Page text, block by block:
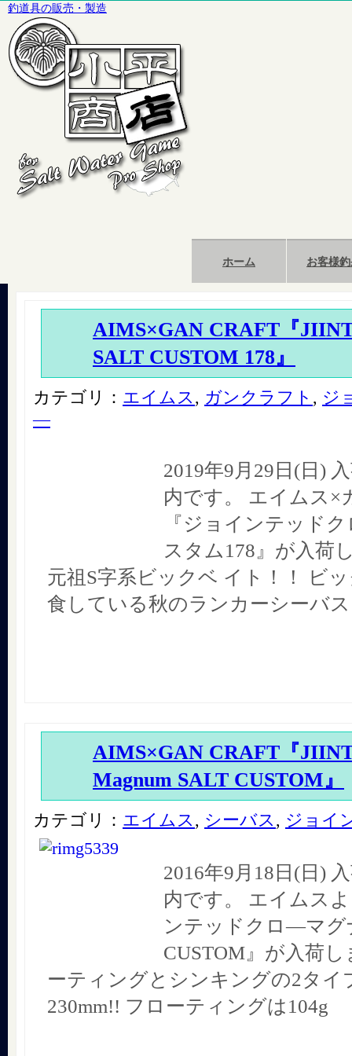
釣道具の販売・製造
ホーム お客様
AIMS×GAN CRAFT『
SALT CUSTOM 178』
カテゴリ： エイムス , ガンクラフト , ジ
―
2019年9月29日(日)
内です。 エイムス×
『ジョインテッド
スタム178』が入荷
元祖S字系ビックベ イト！！ ビ
食している秋のランカーシーバ
AIMS×GAN CRAFT『
Magnum SALT CUSTOM』
カテゴリ： エイムス , シーバス , ジョイ
2016年9月18日(日)
内です。 エイムス
ンテッドクロ―マグ
CUSTOM』が入荷
ーティングとシンキングの2タイ
230mm!! フローティングは104g